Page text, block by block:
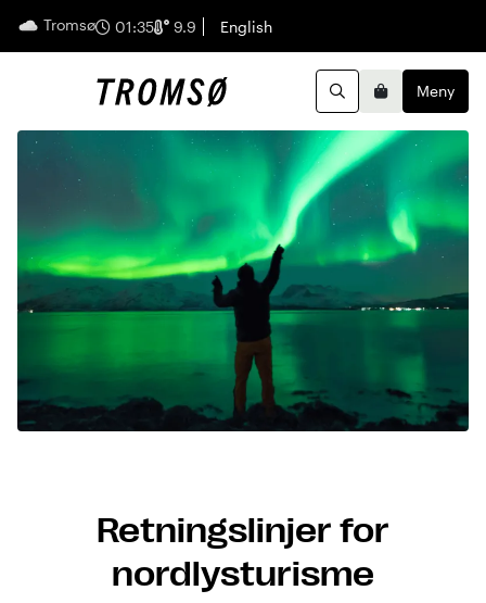
Tromsø 01:35 9.9 English
Norsk
Søk Meny
Retningslinjer for
nordlysturisme